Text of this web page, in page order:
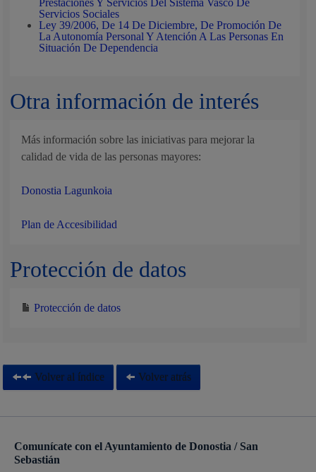
Prestaciones Y Servicios Del Sistema Vasco De
Servicios Sociales
Ley 39/2006, De 14 De Diciembre, De Promoción De
La Autonomía Personal Y Atención A Las Personas En
Situación De Dependencia
Otra información de interés
Más información sobre las iniciativas para mejorar la
calidad de vida de las personas mayores:
Donostia Lagunkoia
Plan de Accesibilidad
Protección de datos
Protección de datos
Volver al índice Volver atrás
Comunícate con el Ayuntamiento de Donostia / San
Sebastián